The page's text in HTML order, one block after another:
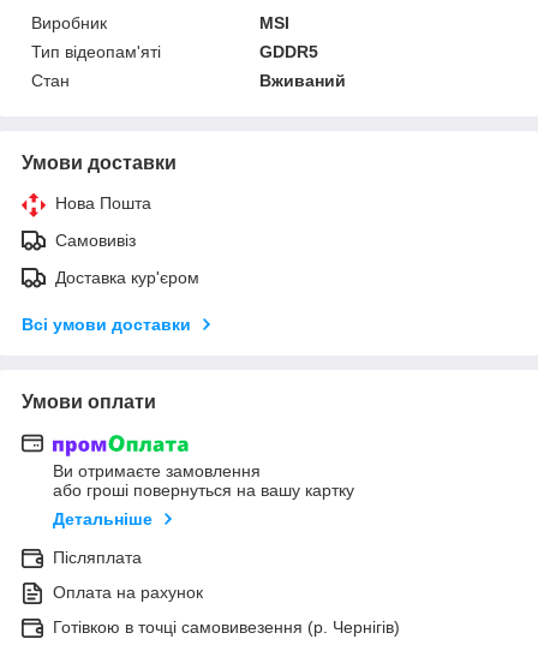
Виробник
MSI
Тип відеопам'яті
GDDR5
Стан
Вживаний
Умови доставки
Нова Пошта
Самовивіз
Доставка кур'єром
Всі умови доставки
Умови оплати
Ви отримаєте замовлення
або гроші повернуться на вашу картку
Детальніше
Післяплата
Оплата на рахунок
Готівкою в точці самовивезення (р. Чернігів)